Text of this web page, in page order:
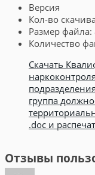
Версия
Кол-во
Размер файла:
Количество
Скачать
группа
.doc и
Отзывы